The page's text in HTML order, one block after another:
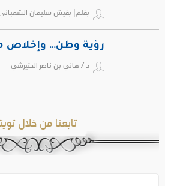
بقلم| بقيش سليمان
رؤية وطن… وإخلاص
د / هاني بن ناصر الحتيرشي
تابعنا من خلال